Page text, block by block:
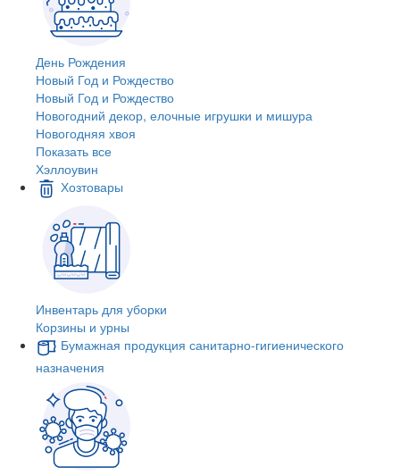
День Рождения
Новый Год и Рождество
Новый Год и Рождество
Новогодний декор, елочные игрушки и мишура
Новогодняя хвоя
Показать все
Хэллоувин
Хозтовары
Инвентарь для уборки
Корзины и урны
Бумажная продукция санитарно-гигиенического
назначения